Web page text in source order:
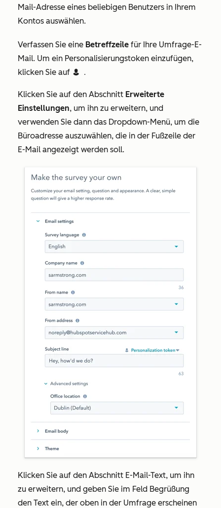
Mail-Adresse eines beliebigen Benutzers in Ihrem
Kontos auswählen.
Verfassen Sie eine Betreffzeile für Ihre Umfrage-E-
Mail. Um ein Personalisierungstoken einzufügen,
klicken Sie auf contacts .
Klicken Sie auf den Abschnitt Erweiterte
Einstellungen, um ihn zu erweitern, und
verwenden Sie dann das Dropdown-Menü, um die
Büroadresse auszuwählen, die in der Fußzeile der
E-Mail angezeigt werden soll.
Klicken Sie auf den Abschnitt E-Mail-Text, um ihn
zu erweitern, und geben Sie im Feld Begrüßung
den Text ein, der oben in der Umfrage erscheinen